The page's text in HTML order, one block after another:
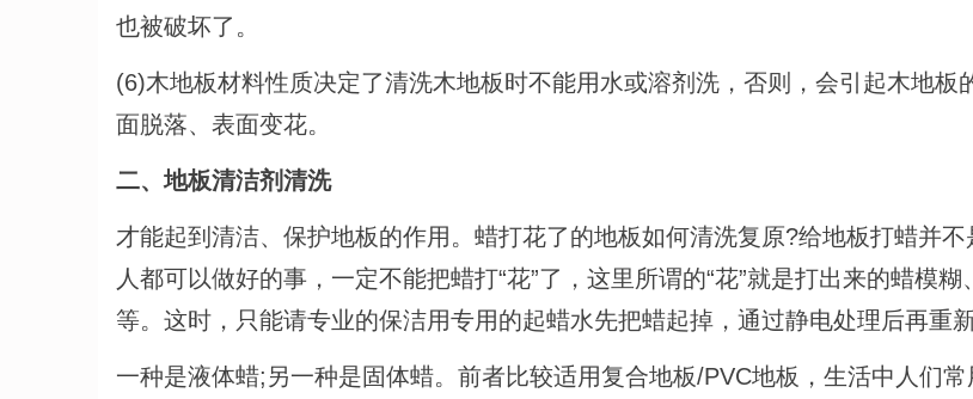
也被破坏了。
(6)木地板材料性质决定了清洗木地板时不能用水或溶剂洗，否则，会引起木地板
面脱落、表面变花。
二、地板清洁剂清洗
才能起到清洁、保护地板的作用。蜡打花了的地板如何清洗复原?给地板打蜡并不
人都可以做好的事，一定不能把蜡打“花”了，这里所谓的“花”就是打出来的蜡模
等。这时，只能请专业的保洁用专用的起蜡水先把蜡起掉，通过静电处理后再重新
一种是液体蜡;另一种是固体蜡。前者比较适用复合地板/PVC地板，生活中人们常